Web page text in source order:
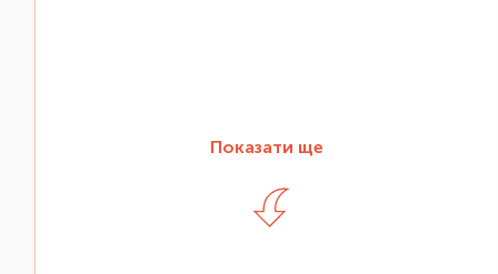
Показати ще